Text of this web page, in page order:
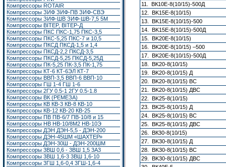
Компрессоры ROTAIR
Компрессоры ЗИФ ЗИФ-ПВ ЗИФ-СВЭ
Компрессоры ЗИФ-ШВ ЗИФ-ШВ-7,5 5М
Компрессоры BITEP, BITEP-Д
Компрессоры ПКС ПКС-1,75 ПКС-3,5
Компрессоры ПКС-5,25 ПКС-7 и 10,5
Компрессоры ПКСД ПКСД-1,5 и 1,4
Компрессоры ПКСД-2,2 ПКСД-3,5
Компрессоры ПКСД-5,25 ПКСД-5,25Д
Компрессоры ПК-5,25 ПК-3,5 ПК-1,75
Компрессоры КТ-6 КТ-6ЭЛ КТ-7
Компрессоры ВВП-3,5 ВВП-6 ВВП-10
Компрессоры ГШ 1-4 ГШ 1-6
Компрессоры 2ГУ 0.5-1 2ГУ 0.5-1.8
Компрессоры ВК (РЕМЕЗА)
Компрессоры КВ КВ-3 КВ-8 КВ-10
Компрессоры КВ-12 КВ-20 КВ-25
Компрессоры ПВ ПВ-6/7 ПВ-10/8 и 15
Компрессоры НВ НВ-10/8М2 НВ-10Э
Компрессоры ДЭН ДЭН-5,5 - ДЭН-200
Компрессоры ДЭН-45ШМ «ШАХТЕР»
Компрессоры ДЭН-30Ш - ДЭН-200ШМ
Компрессоры 3ВШ 0,6 - 3ВШ 1,5 3А3
Компрессоры 3ВШ 1,6-3 3ВШ 1,6-10
Компрессоры 3ГШ 1,6-0,4 3ГШ-1,6-4
11. ВК10E-8(10/15)-500Д
12. BK15E-8(10/15)
13. BK15E-8(10/15)-500
14. BK15E-8(10/15)-500Д
15. BK20E-8(10/15)
16. BK20E-8(10/15)
17. BK20E-8(10/15)-500Д
18. BK20-8(10/15)
19. BK20-8(10/15) Д
20. BK20-8(10/15) ВС
21. BK20-8(10/15) ДВС
22. BK25-8(10/15)
23. BK25-8(10/15) Д
24. BK25-8(10/15) ВС
25. BK25-8(10/15) ДВС
26. ВК30-8(10/15)
27. BK30-8(10/15) Д
28. BK30-8(10/15) ВС
29. BK30-8(10/15) ДВС